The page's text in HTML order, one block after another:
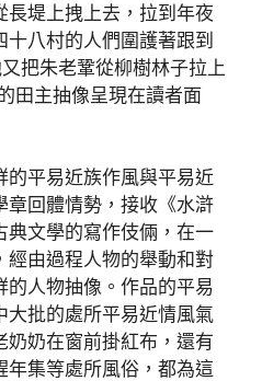
堤上拽上去，拉到年夜
十八村的人們圍護著跟到
把朱老鞏從柳樹林子拉上
田主抽像呈現在讀者面
的平易近族作風與平易近
章回體情勢，接收《水滸
典文學的寫作伎倆，在一
經由過程人物的舉動和對
人物抽像。作品的平易
大批的處所平易近情風氣
奶在窗前掛紅布，還有
年集等處所風俗，都為這